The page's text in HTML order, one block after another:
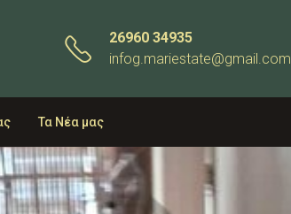
26960 34935
infog.mariestate@gmail.com
Τα Νέα μας